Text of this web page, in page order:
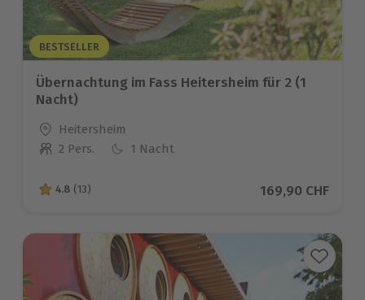
BESTSELLER
Übernachtung im Fass Heitersheim für 2 (1
Nacht)
Standort
Heitersheim
Anzahl der Teilnehmer
2 Pers. 1 Nacht
4.8 von 5 Sternen basierend auf 13 Bewertungen
4.8 (13) Aktueller Preis
169,90 CHF